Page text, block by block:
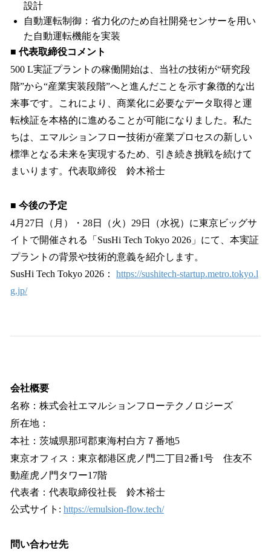
設計
自動運転制御：省力化のため自社開発センサーを用い
た自動運転機能を実装
■ 代表取締役コメント
500 L実証プラントの稼働開始は、当社の技術が“研究段
階”から“産業実装段階”へと進んだことを示す象徴的な出
来事です。これにより、商業化に必要なデータ取得と運
転検証を本格的に進めることが可能になりました。私た
ちは、エマルションフロー技術が産業プロセスの新しい
標準となる未来を実現するため、引き続き挑戦を続けて
まいります。代表取締役 鈴木裕士
■ 今後の予定
4月27日（月）・28日（火）29日（水祝）に東京ビッグサ
イトで開催される「SusHi Tech Tokyo 2026」にて、本実証
プラントの背景や技術的意義を紹介します。
SusHi Tech Tokyo 2026： https://sushitech-startup.metro.tokyo.l
g.jp/
会社概要
名称：株式会社エマルションフローテクノロジーズ
所在地：
本社：茨城県那珂郡東海村白方７番地5
東京オフィス：東京都港区虎ノ門二丁目2番1号 住友不
動産虎ノ門タワー17階
代表者：代表取締役社長 鈴木裕士
公式サイト: https://emulsion-flow.tech/
問い合わせ先